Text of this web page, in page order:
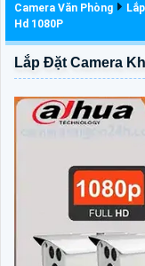
Camera Văn Phòng
Hd 1080P
Lắp Đặt Camera